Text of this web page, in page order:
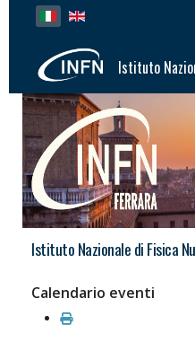
Seleziona la tua lingua
Istituto
Istituto Nazionale di Fisica
Calendario eventi